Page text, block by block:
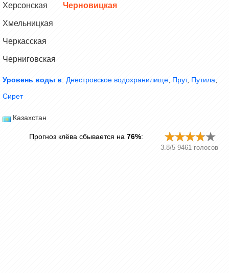
Херсонская
Хмельницкая
Черкасская
Черниговская
Черновицкая
Уровень воды в: Днестровское водохранилище Прут, Путила
Сирет
Казахстан
Прогноз клёва сбывается на 76%:
3.8/5 9461 голосов